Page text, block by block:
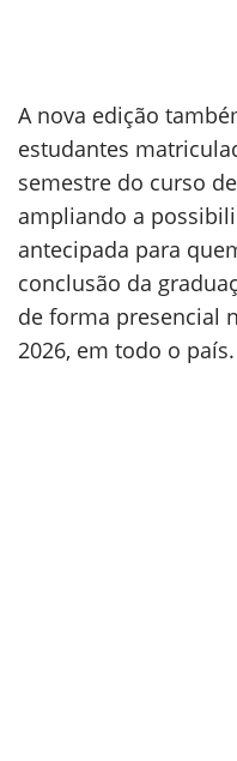
A nova edição
estudantes
semestre do curso
ampliando a
antecipada para
conclusão da
de forma presencial
2026, em todo o país.